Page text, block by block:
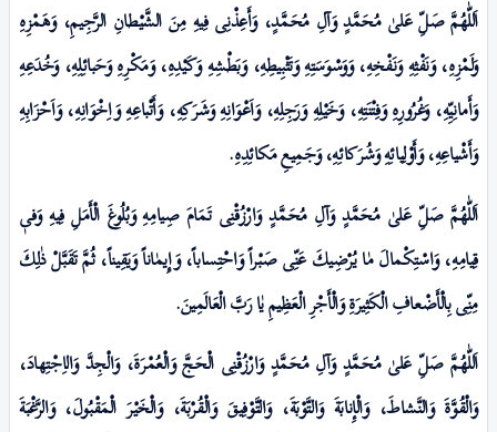
اَللّٰهُمَّ صَلِّ عَلیٰ مُحَمَّدٍ وَآلِ مُحَمَّدٍ، وَأَعِذْنِی فِيهِ مِنَ الشَّيْطانِ الرَّجِيمِ، وَهَمْزِہِ
وَلَمْزِہِ، وَنَفْثِهِ وَنَفْخِهِ، وَوَسْوَسَتِهِ وَتَثْبِيطِهِ، وَبَطْشِهِ وَكَيْدِہِ، وَمَکْرِہِ وَحَبائِلِهِ، وَخُدَعِهِ
وَأَمانِيِّهِ، وَغُرُورِہِ وَفِتْنَتِهِ، وَخَیْلِهِ وَرَجِلِهِ، وَاَعْوَانِهِ وَشَـرَكِهِ، وَأَتْباعِهِ وَاِخْوَانِهِ، وَاَحْزَابِهِ
وَأَشْياعِهِ، وَأَوْلِيائِهِ وَشُـرَكائِهِ، وَجَمِيعِ مَكائِدِہِ.
اَللّٰهُمَّ صَلِّ عَلیٰ مُحَمَّدٍ وَآلِ مُحَمَّدٍ وَارْزُقْنِی تَـمَامَ صِيامِهِ وَبُلُوغَ الْأَمَلِ فِيهِ وَفیٖ
قِيامِهِ، وَاسْتِكْمالَ مٰا يُرْضِيكَ عَنِّى صَبْـراً وَاحْتِساباً، وَإِیمٰاناً وَيَقِيناً، ثُمَّ تَقَبَّلْ ذٰلِكَ
مِنِّى بِالْأَضْعافِ الْكَثِیرَةِ وَالْأَجْرِ الْعَظِيمِ يٰا رَبَّ الْعَالَمِینَ.
اَللّٰهُمَّ صَلِّ عَلیٰ مُحَمَّدٍ وَآلِ مُحَمَّدٍ وَارْزُقْنِى الْحَجَّ وَالْعُمْرَةَ، وَالْجِدَّ وَالاِجْتِهادَ،
وَالْقُوَّةَ وَالنَّشاطَ، وَالْإِنابَةَ وَالتَّوْبَةَ، وَالتَّوْفِيقَ وَالْقُرْبَةَ، وَالْخَیْرَ الْمَقْبُولَ، وَالرَّغْبَةَ